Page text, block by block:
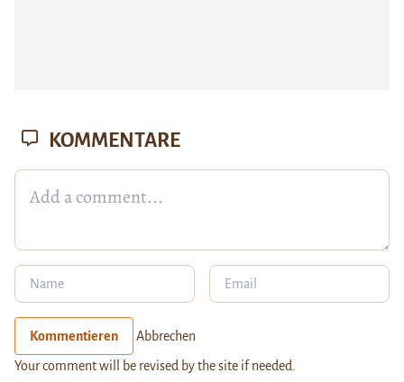
KOMMENTARE
Kommentieren Abbrechen
Your comment will be revised by the site if needed.